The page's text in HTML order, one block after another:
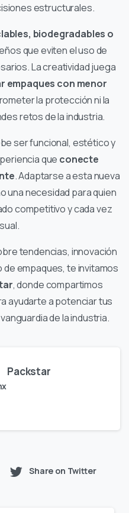
estructurales.
biodegradables o
que eviten el uso de
La creatividad juega
empaques con menor
la protección ni la
retos de la industria.
ser funcional, estético y
que conecte
. Adaptarse a esta nueva
una necesidad para quien
competitivo y cada vez
tendencias, innovación
empaques, te invitamos
, donde compartimos
ayudarte a potenciar tus
de la industria.
Packstar
Share on Twitter